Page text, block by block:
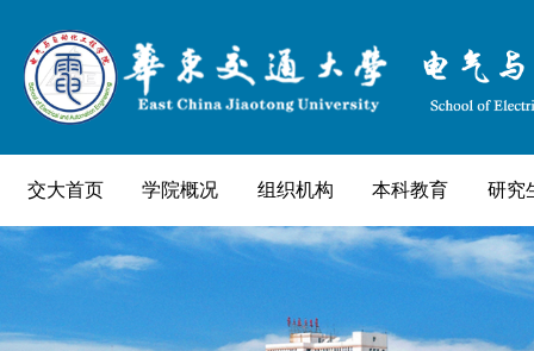
交大首页 学院概况 组织机构 本科教育 研究